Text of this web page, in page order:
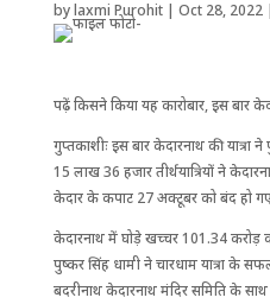
bylaxmi Purohit| Oct 28, 2022|
पढ़ें किसने किया यह कारोबार, इस बार
गुप्तकाशीः इस बार केदारनाथ की यात्रा
15 लाख 36 हजार तीर्थयात्रियों ने
केदार के कपाट 27 अक्टूबर को बंद हो
केदारनाथ में घोड़े खच्चर 101.34 करोड़
पुष्कर सिंह धामी ने चारधाम यात्रा के
बदरीनाथ केदारनाथ मंदिर समिति के